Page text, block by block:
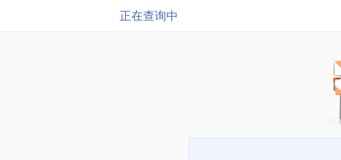
正在查询中